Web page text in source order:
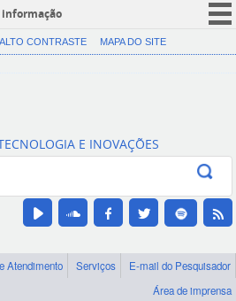
informação
CORONAVÍRUS (COVID-19)
Canais
ALTO CONTRASTE MAPA DO SITE
E INOVAÇÕES
Atendimento Serviços
E-mail do Pesquisador
Área de imprensa